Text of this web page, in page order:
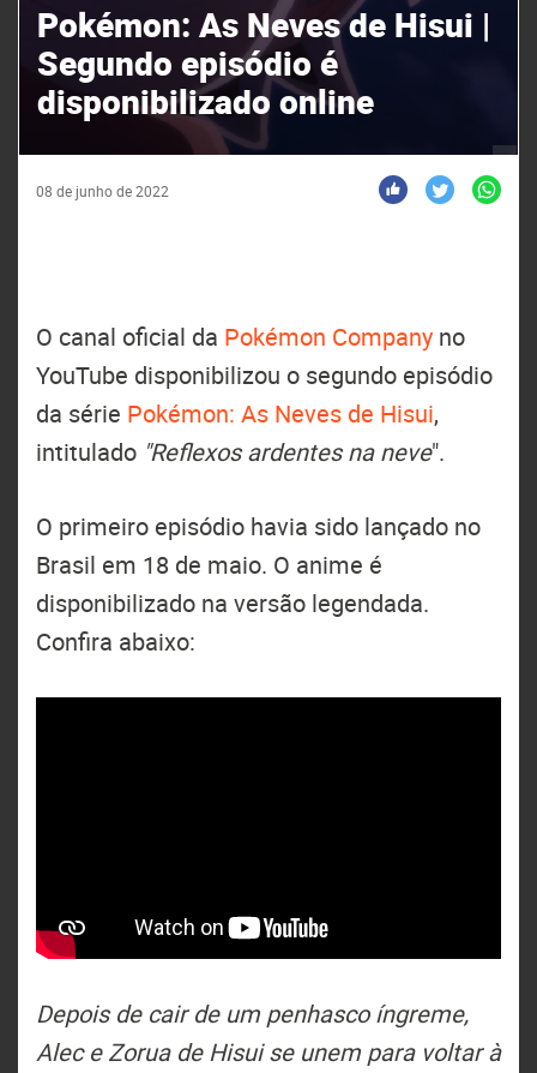
Pokémon: As Neves de Hisui |
Segundo episódio é
disponibilizado online
08 de junho de 2022
O canal oficial da Pokémon Company no
YouTube disponibilizou o segundo episódio
da série Pokémon: As Neves de Hisui,
intitulado "Reflexos ardentes na neve".
O primeiro episódio havia sido lançado no
Brasil em 18 de maio. O anime é
disponibilizado na versão legendada.
Confira abaixo:
Depois de cair de um penhasco íngreme,
Alec e Zorua de Hisui se unem para voltar à